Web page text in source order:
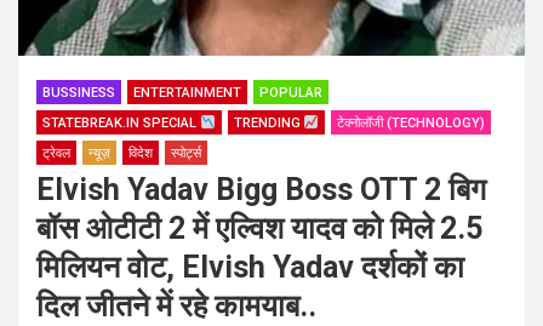
BUSSINESS ENTERTAINMENT
POPULAR
STATEBREAK.IN SPECIAL
TRENDING
टेक्नोलॉजी (TECHNOLOGY)
ट्रेवल
न्यूज़ विदेश स्पोर्ट्स
Elvish Yadav Bigg Boss OTT 2 बिग
बॉस ओटीटी 2 में एल्विश यादव को मिले 2.5
मिलियन वोट, Elvish Yadav दर्शकों का
दिल जीतने में रहे कामयाब..